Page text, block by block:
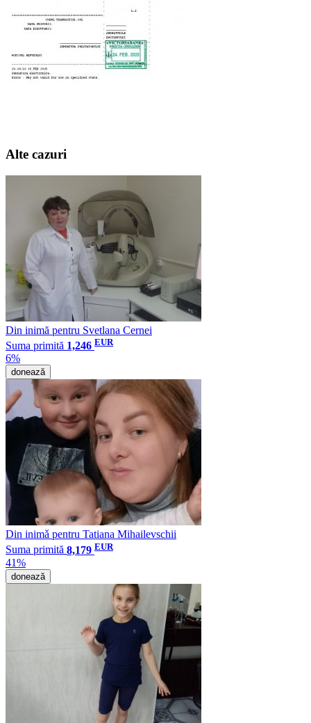
Alte cazuri
Din inimă pentru Svetlana Cernei
Suma primită 1,246 EUR
6%
donează
Din inimǎ pentru Tatiana Mihailevschii
Suma primită 8,179 EUR
41%
donează